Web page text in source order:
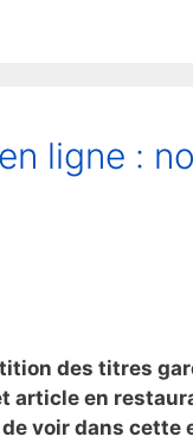
ligne :
des titres
article en
voir dans cette